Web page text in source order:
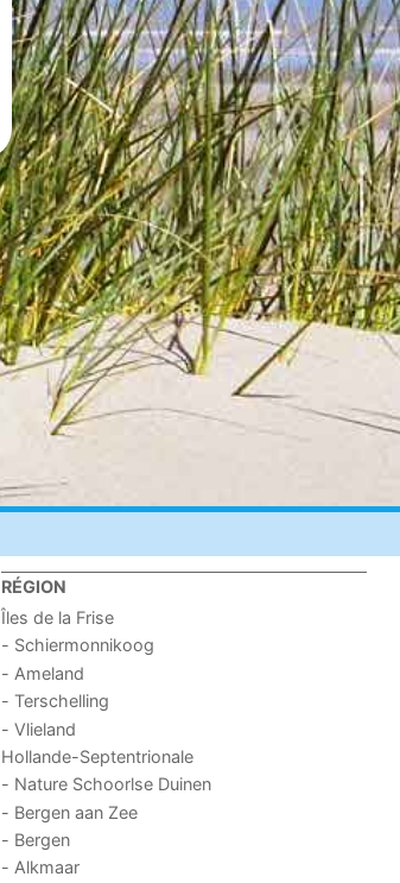
RÉGION
Îles de la Frise
- Schiermonnikoog
- Ameland
- Terschelling
- Vlieland
Hollande-Septentrionale
- Nature Schoorlse Duinen
- Bergen aan Zee
- Bergen
- Alkmaar